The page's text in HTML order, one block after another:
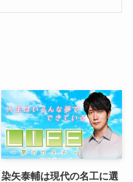
染矢泰輔は現代の名工に選